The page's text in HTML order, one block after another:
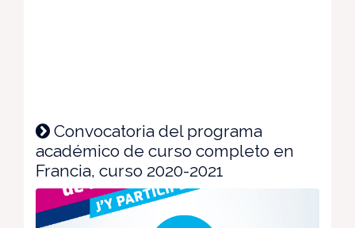
Convocatoria del programa
académico de curso completo en
Francia, curso 2020-2021